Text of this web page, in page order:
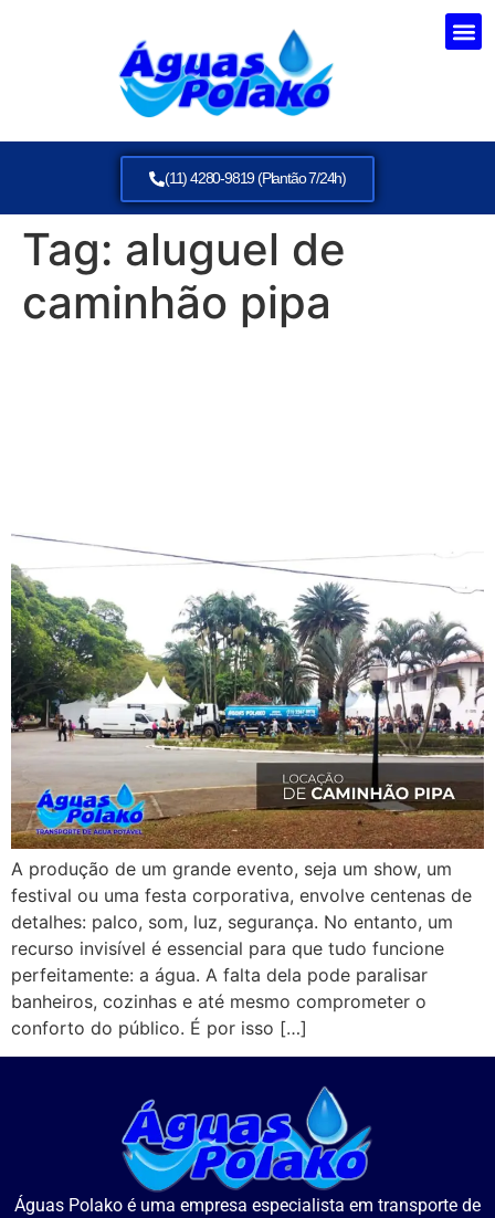
(11) 4280-9819 (Plantão 7/24h)
Tag: aluguel de
caminhão pipa
A produção de um grande evento, seja um show, um
festival ou uma festa corporativa, envolve centenas de
detalhes: palco, som, luz, segurança. No entanto, um
recurso invisível é essencial para que tudo funcione
perfeitamente: a água. A falta dela pode paralisar
banheiros, cozinhas e até mesmo comprometer o
conforto do público. É por isso […]
Águas Polako é uma empresa especialista em transporte de